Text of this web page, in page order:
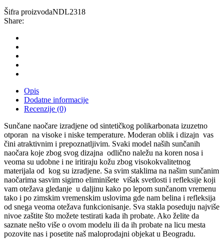
Šifra proizvodaNDL2318
Share:
Opis
Dodatne informacije
Recenzije (0)
Sunčane naočare izradjene od sintetičkog polikarbonata izuzetno
otporan na visoke i niske temperature. Moderan oblik i dizajn vas
čini atraktivnim i prepoznatljivim. Svaki model naših sunčanih
naočara koje zbog svog dizajna odlično naležu na koren nosa i
veoma su udobne i ne iritiraju kožu zbog visokokvalitetnog
materijala od kog su izradjene. Sa svim staklima na našim sunčanim
naočarima sasvim sigirno eliminišete višak svetlosti i refleksije koji
vam otežava gledanje u daljinu kako po lepom sunčanom vremenu
tako i po zimskim vremenskim uslovima gde nam belina i refleksija
od snega veoma otežava funkcionisanje. Sva stakla poseduju najviše
nivoe zaštite što možete testirati kada ih probate. Ako želite da
saznate nešto više o ovom modelu ili da ih probate na licu mesta
pozovite nas i posetite naš maloprodajni objekat u Beogradu.